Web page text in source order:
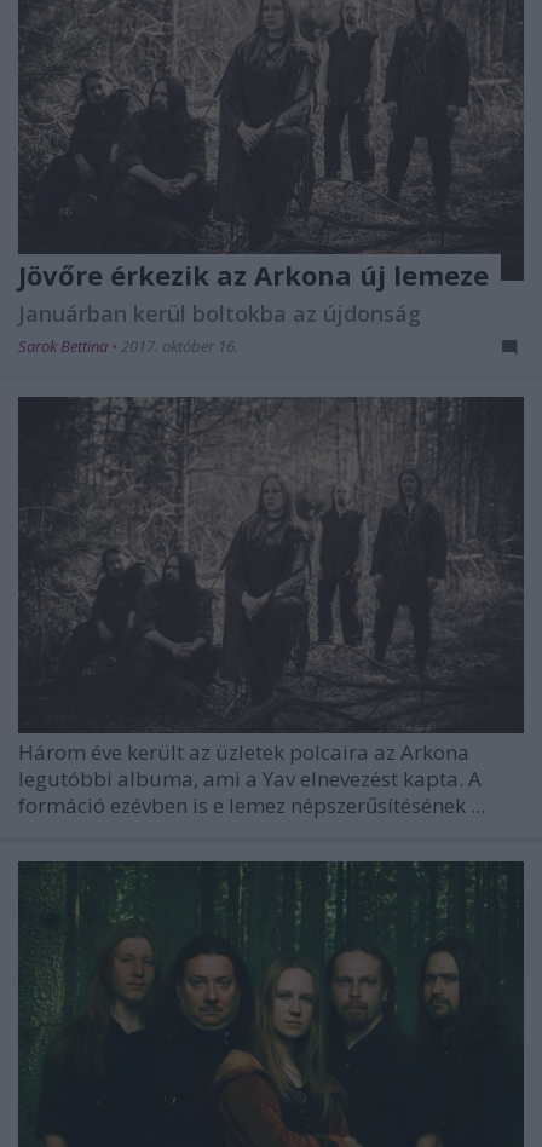
Jövőre érkezik az Arkona új lemeze
Januárban kerül boltokba az újdonság
Sarok Bettina • 2017. október 16.
Három éve került az üzletek polcaira az Arkona
legutóbbi albuma, ami a Yav elnevezést kapta. A
formáció ezévben is e lemez népszerűsítésének ...